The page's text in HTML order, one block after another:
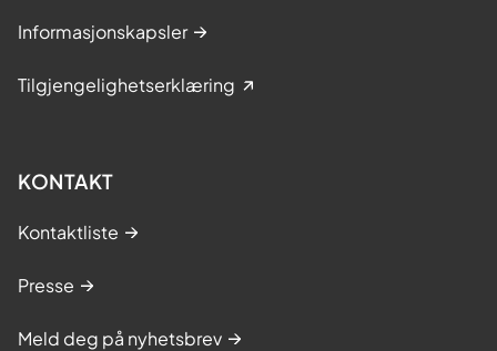
Informasjonskapsler
Tilgjengelighetserklæring
KONTAKT
Kontaktliste
Presse
Meld deg på nyhetsbrev